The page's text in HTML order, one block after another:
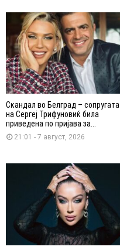
Скандал во Белград – сопругата
на Сергеј Трифуновиќ била
приведена по пријава за...
21:01 - 7 август, 2026